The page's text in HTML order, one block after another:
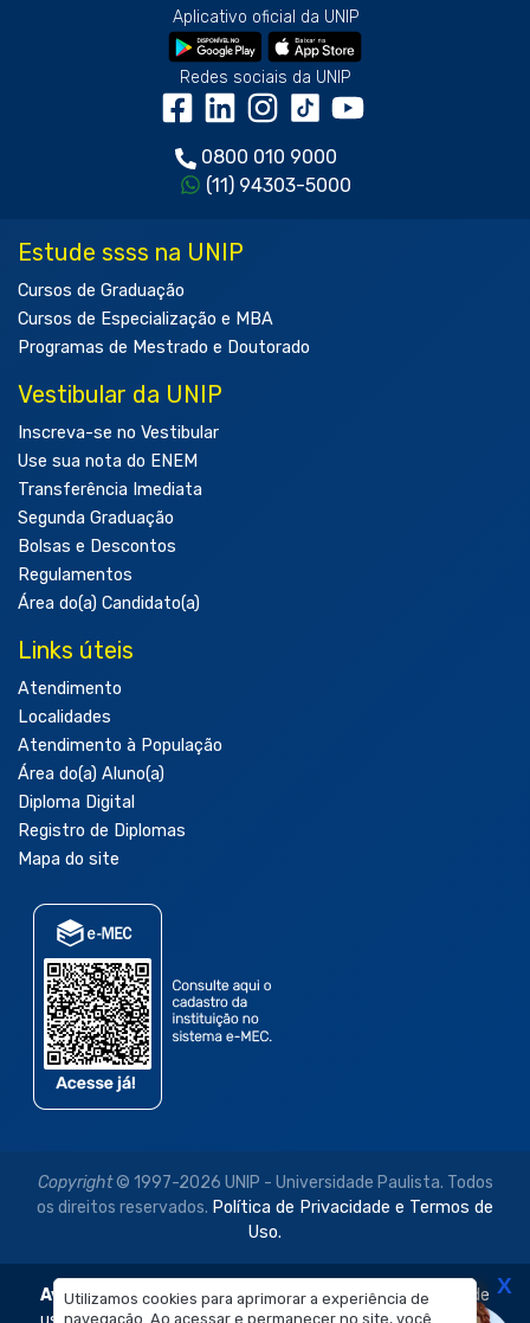
Utilizamos cookies para aprimorar a experiência de
navegação. Ao acessar e permanecer no site, você
Aplicativo oficial da UNIP
Redes sociais da UNIP
0800 010 9000
(11) 94303-5000
Estude ssss na UNIP
Cursos de Graduação
Cursos de Especialização e MBA
Programas de Mestrado e Doutorado
Vestibular da UNIP
Inscreva-se no Vestibular
Use sua nota do ENEM
Transferência Imediata
Segunda Graduação
Bolsas e Descontos
Regulamentos
Área do(a) Candidato(a)
Links úteis
Atendimento
Localidades
Atendimento à População
Área do(a) Aluno(a)
Diploma Digital
Registro de Diplomas
Mapa do site
Copyright© 1997-2026 UNIP - Universidade Paulista. Todos
os direitos reservados. Política de Privacidade e Termos de
Uso.
Aviso Legal: As imagens disponibilizadas neste site são de X